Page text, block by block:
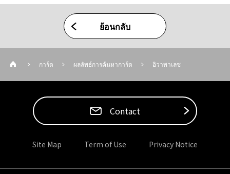
ย้อนกลับ
การ์ด ผลลัพธ์การค้นหาการ์ด อิวาพาเลซ
Contact
Site Map Term of Use Privacy Notice